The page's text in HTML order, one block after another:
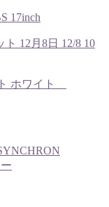
17inch
12月8日 12/8 10
ホワイト